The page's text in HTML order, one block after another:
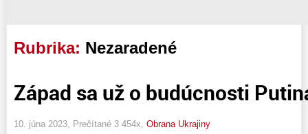
Rubrika: Nezaradené
Západ sa už o budúcnosti
10. júna 2023, Prečítané 3 454x, Obrana Ukrajiny